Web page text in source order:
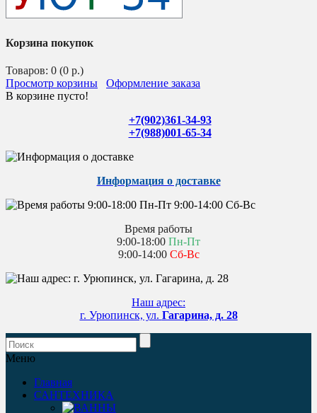
Корзина покупок
Товаров: 0 (0 р.)
Просмотр корзины
Оформление заказа
В корзине пусто!
+7(902)361-34-93
+7(988)001-65-34
Информация о доставке
Время работы
9:00-18:00 Пн-Пт
9:00-14:00 Сб-Вс
Наш адрес:
г. Урюпинск, ул. Гагарина, д. 28
Меню
Главная
САНТЕХНИКА